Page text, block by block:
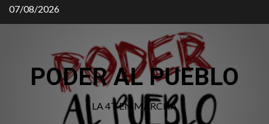
Saltar
al
07/08/2026
PODER AL PUEBLO
LA 4T EN MARCHA